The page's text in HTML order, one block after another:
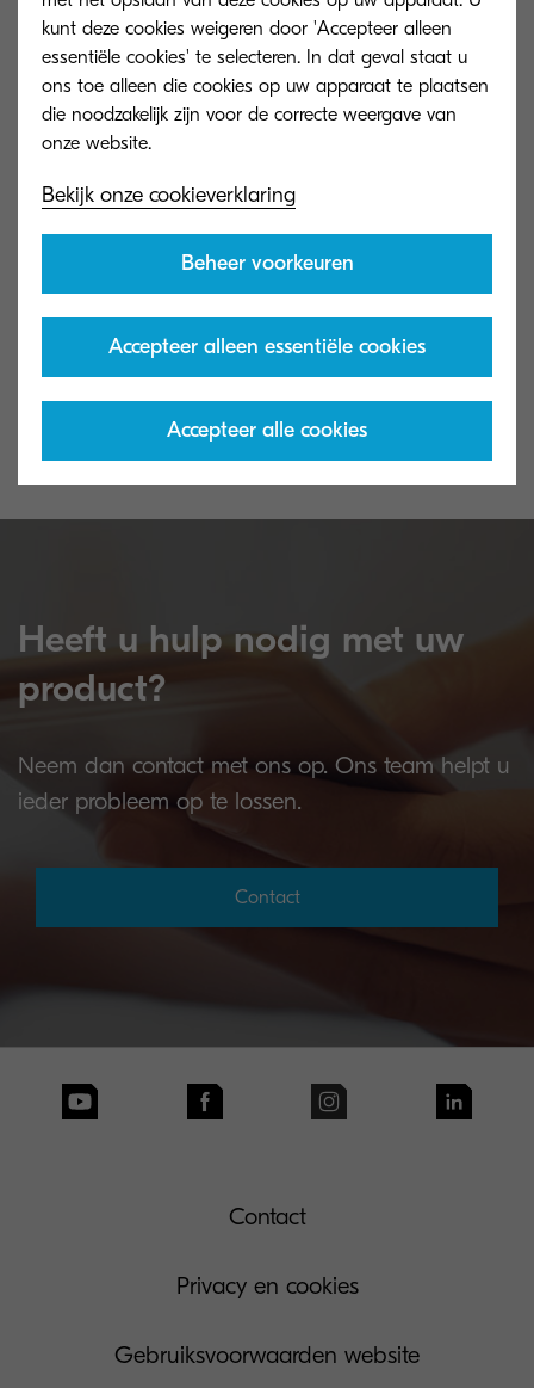
Global download center
Download printerdrivers, hulpprogramma's
en handleidingen.
Gebruikte
Wij recyclen uw
op een
Heeft u hulp nodig met uw
product?
Neem dan contact met ons op. Ons team helpt u
ieder probleem op te lossen.
Contact
Contact
Privacy en cookies
Gebruiksvoorwaarden website
kunt deze cookies weigeren door 'Accepteer alleen
essentiële cookies' te selecteren. In dat geval staat u
ons toe alleen die cookies op uw apparaat te plaatsen
die noodzakelijk zijn voor de correcte weergave van
Bekijk onze cookieverklaring
Beheer voorkeuren
Accepteer alleen essentiële cookies
Accepteer alle cookies